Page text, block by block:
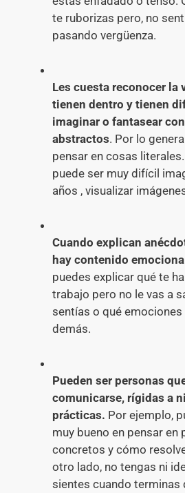
te ruborizas pero, no
pasando vergüenza.
Les cuesta reconocer la
tienen dentro y tienen
imaginar o fantasear
abstractos. Por lo
pensar en cosas
puede ser muy difícil
años , visualizar
Cuando explican
hay contenido
puedes explicar qué te
trabajo pero no le vas a
sentías o qué
demás.
Pueden ser personas
comunicarse, rígidas a
prácticas. Por ejemplo,
muy bueno en pensar en
concretos y cómo
otro lado, no tengas ni
sientes cuando terminas